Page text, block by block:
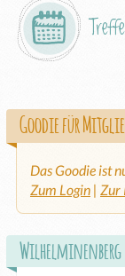
Goodie für
Das Goodie ist
Zum Login | Zur
Wilhelminenberg